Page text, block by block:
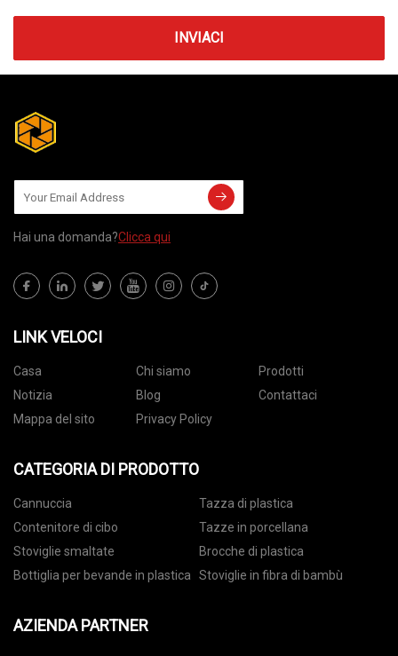
INVIACI
Hai una domanda?Clicca qui
LINK VELOCI
Casa Chi siamo
Prodotti
Notizia
Blog
Contattaci
Mappa del sito
Privacy Policy
CATEGORIA DI PRODOTTO
Cannuccia
Tazza di plastica
Contenitore di cibo
Tazze in porcellana
Stoviglie smaltate
Brocche di plastica
Bottiglia per bevande in plastica
Stoviglie in fibra di bambù
AZIENDA PARTNER